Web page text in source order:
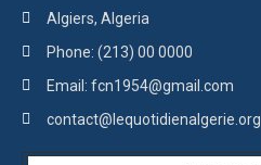
Algiers, Algeria
Phone: (213) 00 0000
Email: fcn1954@gmail.com
contact@lequotidienalgerie.org